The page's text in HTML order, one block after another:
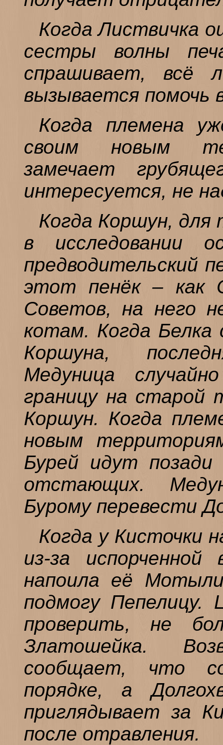
Когда Листвичка
сестры волны
спрашивает, всё
вызывается помочь
Когда племена
своим новым
замечает
интересуется, не
Когда Коршун,
в исследовании
предводительский
этот пенёк – как
Советов, на него
котам. Когда
Коршуна,
Медуница
границу на старой
Коршун. Когда
новым
Бурей идут позади
отстающих.
Бурому перевести
Когда у Кисточки
из-за
напоила её
подмогу Пепелицу.
проверить, не
Златошейка.
сообщает, что
порядке, а
приглядывает за
после отравления.